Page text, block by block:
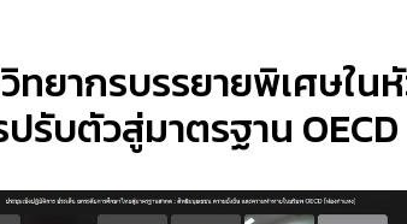
ทยากรบรรยายพิเศษใ
รับตัวสู่มาตรฐาน